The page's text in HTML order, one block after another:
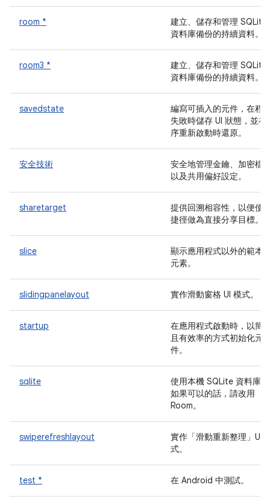
room *
建立、儲存和管理 SQLite
資料庫備份的持續資料。
room3 *
建立、儲存和管理 SQLite
資料庫備份的持續資料。
savedstate
編寫可插入的元件，在程
失敗時儲存 UI 狀態，並在
序重新啟動時還原。
安全技術
安全地管理金鑰、加密檔
以及共用偏好設定。
sharetarget
提供回溯相容性，以便使
捷徑做為直接分享目標。
slice
顯示應用程式以外的範本
元素。
slidingpanelayout 實作滑動窗格 UI 模式。
startup
在應用程式啟動時，以簡
且有效率的方式初始化元
件。
sqlite
使用本機 SQLite 資料庫。
如果可以的話，請改用
Room。
swiperefreshlayout
實作「滑動重新整理」UI
式。
test * 在 Android 中測試。